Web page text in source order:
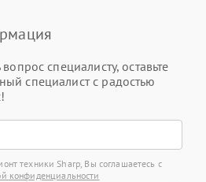
специалисту, оставьте
специалист с радостью
техники Sharp, Вы соглашаетесь с
конфиденциальности